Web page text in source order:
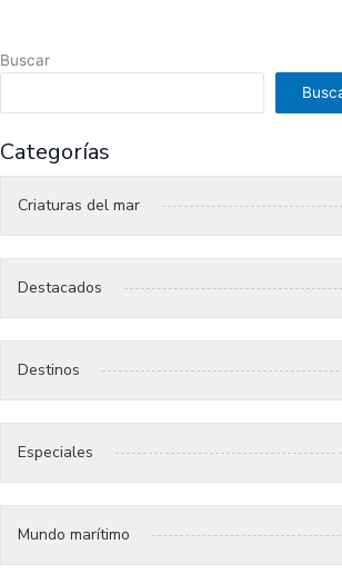
Buscar
Categorías
Criaturas del mar
Destacados
Destinos
Especiales
Mundo marítimo